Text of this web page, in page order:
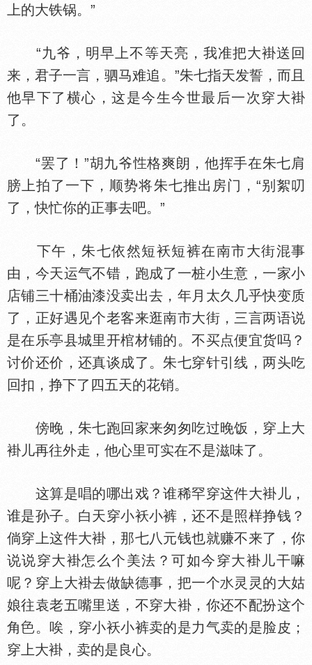
上的大铁锅。”
“九爷，明早上不等天亮，我准把大褂送回
来，君子一言，驷马难追。”朱七指天发誓，而且
他早下了横心，这是今生今世最后一次穿大褂
了。
“罢了！”胡九爷
格爽朗，他挥手在朱七肩
膀上拍了一下，顺势将朱七推出房门，“别絮叨
了，快忙你的正事去吧。”
下午，朱七依然短袄短裤在南市大街混事
由，今天运气不错，跑成了一桩小生意，一家小
店铺三十桶油漆没卖出去，年月太久几乎快变质
了，正好遇见个老客来逛南市大街，三言两语说
是在乐亭县城里开棺材铺的。不买点便宜货吗？
讨价还价，还真谈成了。朱七穿针引线，两头吃
回扣，挣下了四五天的花销。
傍晚，朱七跑回家来匆匆吃过晚饭，穿上大
褂儿再往外走，他心里可实在不是滋味了。
这算是唱的哪出戏？谁稀罕穿这件大褂儿，
谁是孙子。白天穿小袄小裤，还不是照样挣钱？
倘穿上这件大褂，那七八元钱也就赚不来了，你
说说穿大褂怎么个美法？可如今穿大褂儿干嘛
呢？穿上大褂去做缺德事，把一个
灵灵的大姑
娘往袁老五嘴里送，不穿大褂，你还不配扮这个
角
。唉，穿小袄小裤卖的是力气卖的是脸皮；
穿上大褂，卖的是良心。